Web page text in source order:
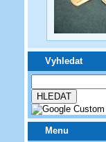
Vyhledat
Menu